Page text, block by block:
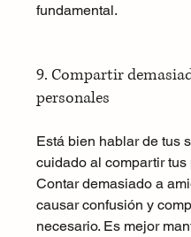
fundamental.
9. Compartir
personales
Está bien hablar de tus
cuidado al compartir
Contar demasiado a
causar confusión y
necesario. Es mejor